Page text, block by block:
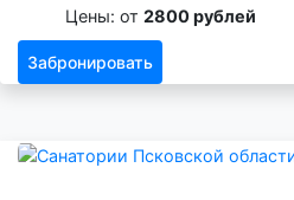
Цены: от 2800 рублей
Забронировать